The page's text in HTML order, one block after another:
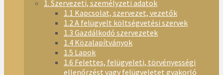
1. Szervezeti, személyzeti adatok
1.1 Kapcsolat, szervezet, vezetők
1.2 A felügyelt költségvetési szervek
1.3 Gazdálkodó szervezetek
1.4 Közalapítványok
1.5 Lapok
1.6 Felettes, felügyeleti, törvényességi
ellenőrzést vagy felügyeletet gyakorló